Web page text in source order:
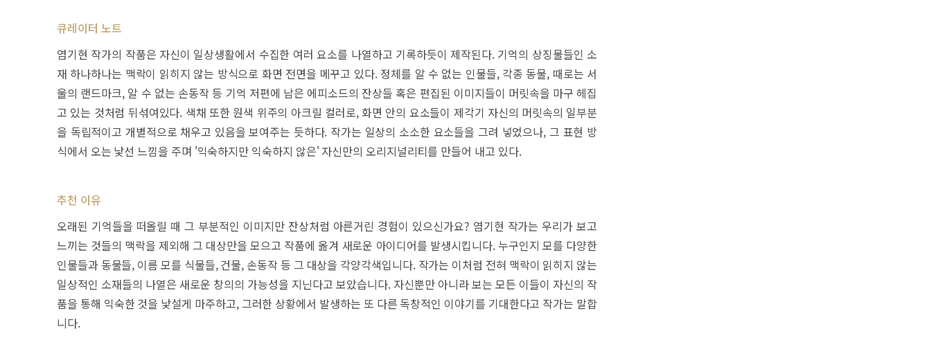
큐레이터 노트
염기현 작가의 작품은 자신이 일상생활에서 수집한 여러 요소를 나열하고 기록하듯이 제작된다. 기억의 상징물들인 소
재 하나하나는 맥락이 읽히지 않는 방식으로 화면 전면을 메꾸고 있다. 정체를 알 수 없는 인물들, 각종 동물, 때로는 서
울의 랜드마크, 알 수 없는 손동작 등 기억 저편에 남은 에피소드의 잔상들 혹은 편집된 이미지들이 머릿속을 마구 헤집
고 있는 것처럼 뒤섞여있다. 색채 또한 원색 위주의 아크릴 컬러로, 화면 안의 요소들이 제각기 자신의 머릿속의 일부분
을 독립적이고 개별적으로 채우고 있음을 보여주는 듯하다. 작가는 일상의 소소한 요소들을 그려 넣었으나, 그 표현 방
식에서 오는 낯선 느낌을 주며 '익숙하지만 익숙하지 않은' 자신만의 오리지널리티를 만들어 내고 있다.
추천 이유
오래된 기억들을 떠올릴 때 그 부분적인 이미지만 잔상처럼 아른거린 경험이 있으신가요? 염기현 작가는 우리가 보고
느끼는 것들의 맥락을 제외해 그 대상만을 모으고 작품에 옮겨 새로운 아이디어를 발생시킵니다. 누구인지 모를 다양한
인물들과 동물들, 이름 모를 식물들, 건물, 손동작 등 그 대상을 각양각색입니다. 작가는 이처럼 전혀 맥락이 읽히지 않는
일상적인 소재들의 나열은 새로운 창의의 가능성을 지닌다고 보았습니다. 자신뿐만 아니라 보는 모든 이들이 자신의 작
품을 통해 익숙한 것을 낯설게 마주하고, 그러한 상황에서 발생하는 또 다른 독창적인 이야기를 기대한다고 작가는 말합
니다.